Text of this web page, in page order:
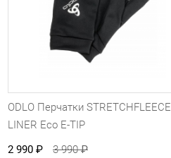
ODLO Перчатки STRETCHFLEECE
LINER Eco E-TIP
2 990 ₽ 3 990₽